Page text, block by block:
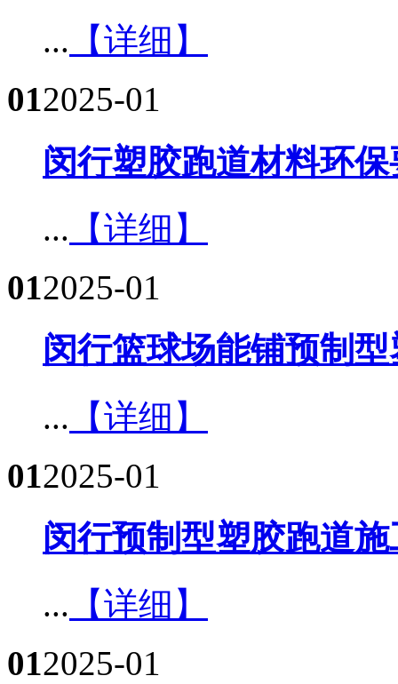
... 【详细】
012025-01
闵行塑胶跑道材料环保
... 【详细】
012025-01
闵行篮球场能铺预制
... 【详细】
012025-01
闵行预制型塑胶跑道
... 【详细】
012025-01